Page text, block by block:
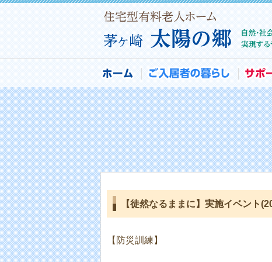
【徒然なるままに】実施イベント
【防災訓練】